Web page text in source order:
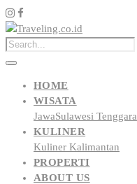
HOME
WISATA
JawaSulawesi Tenggara
KULINER
Kuliner Kalimantan
PROPERTI
ABOUT US